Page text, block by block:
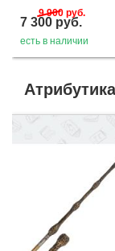
9 900 руб.
7 300 руб.
есть в наличии